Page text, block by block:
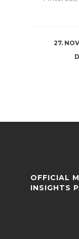
27.
OFFICIAL
INSIGHTS